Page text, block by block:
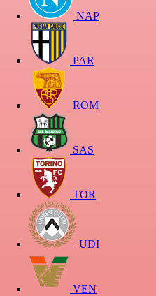
NAP
PAR
ROM
SAS
TOR
UDI
VEN